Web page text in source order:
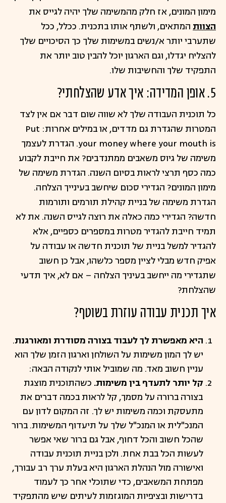
מימון המונים, אז חלק מהמשימה שלך יהיה לגייס את
הצוות המתאים, ולשתף אותו בתכנית. ככלל, ככל
שתערבי יותר א/נשים במשימות שלך כך הסיכויים שלך
להצליח יגדלו, וגם הארגון יוכל להבין טוב יותר את
התפקיד שלך והחשיבות שלו.
5. אופן המדידה: איך אדע שהצלחתי?
כל תוכנית העבודה שלך לא שווה שום דבר אם אין לצד
המטרות שהגדרת גם מדדים, או במילים אחרות: Put
your money where your mouth is. הגדרת לעצמך
משימה של גיוס משאבים ממתנדבים? את חייבת לקבוע
כמה כסף תרצי לראות בסיום השנה. הגדרת משימה של
מימון המונים? הגדירי סכום שיחשב בעינייך הצלחה.
הגדרת משימה של בניית קהילת תורמים ותורמות
חדשה? הגדירי כמה כאלה את רוצה לגייס השנה. את לא
תמיד חייבת להגדיר מטרות במספרים כספיים, אלא
להגדיר למשל בניית של תוכנית חדשה או עבודה על
אפיק חדש מבלי לציין מספר כלשהו, אבל כן חשוב
שתגדירי מה ייחשב בעיניך הצלחה – אם לא, איך תדעי
שהצלחת?
איך תכנית עבודה עוזרת בשוטף?
היא מאפשרת לך לעבוד בצורה מסודרת ומאורגנת.
יש לך המון משימות על השולחן וארגון הזמן שלך הוא
עניין חשוב מאד. מה שמוביל אותי לנקודה הבאה:
קל יותר לתעדף בין משימות. כשהתוכנית מוצגת
בצורה ברורה על מסמך, קל לראות בכמה דברים את
מתעסקת וכמה משימות יש לך. זה המקום לדון עם
המנכ"לית או המנכ"ל שלך על תיעדוף המשימות. ברור
שהכל חשוב והכל דחוף, אבל גם ברור שאי אפשר
לעשות הכל בבת אחת. ולכן בניית תוכנית עבודה
ואישורה מול הנהלת הארגון היא בעלת ערך רב עבורך,
מפתחת המשאבים, כדי שתוכלי אחר כך לעמוד
בדרישות ובציפיות המוגזמות לעיתים שיש מהתפקיד